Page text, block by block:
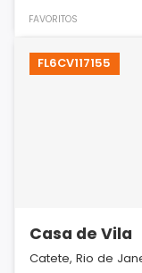
FAVORITOS
FL6CV117155
Casa de Vila
Catete, Rio de